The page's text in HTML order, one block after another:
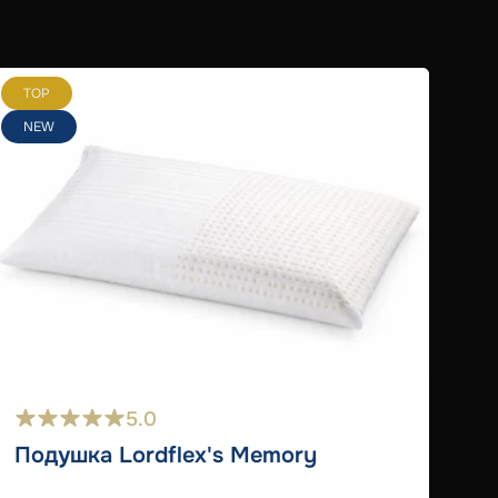
TOP
NEW
5.0
Подушка Lordflex's Memory